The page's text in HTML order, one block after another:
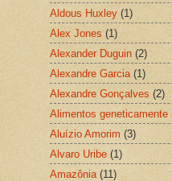
Aldous Huxley (1)
Alex Jones (1)
Alexander Duguin (2)
Alexandre Garcia (1)
Alexandre Gonçalves (2)
Alimentos geneticamente
Aluízio Amorim (3)
Alvaro Uribe (1)
Amazônia (11)